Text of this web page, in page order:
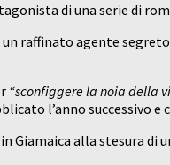
di una serie di
raffinato agente
“sconfiggere la noia della
l’anno successivo
alla stesura